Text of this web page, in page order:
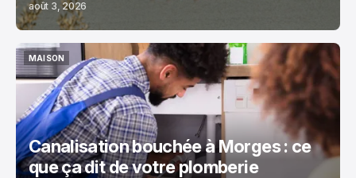
août 3, 2026
MAISON
MAISON
Canalisation bouchée à Morges : ce
que ça dit de votre plomberie